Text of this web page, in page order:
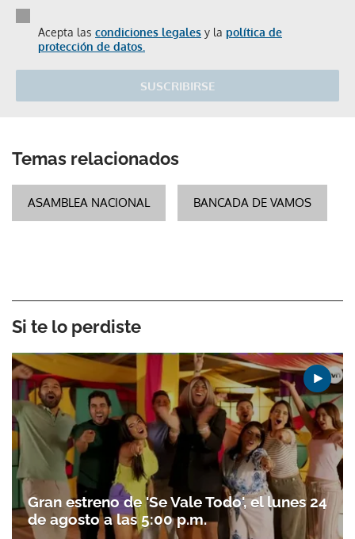
Acepta las condiciones legales y la política de
protección de datos.
SUSCRIBIRSE
Temas relacionados
ASAMBLEA NACIONAL BANCADA DE VAMOS
Si te lo perdiste
Gran estreno de 'Se Vale Todo', el lunes 24
de agosto a las 5:00 p.m.